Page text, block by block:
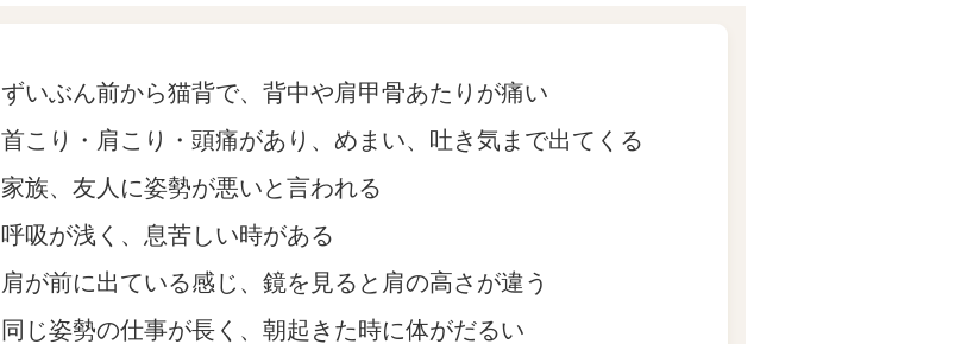
ずいぶん前から猫背で、背中や肩甲骨あたりが痛い
首こり・肩こり・頭痛があり、めまい、吐き気まで出てくる
家族、友人に姿勢が悪いと言われる
呼吸が浅く、息苦しい時がある
肩が前に出ている感じ、鏡を見ると肩の高さが違う
同じ姿勢の仕事が長く、朝起きた時に体がだるい